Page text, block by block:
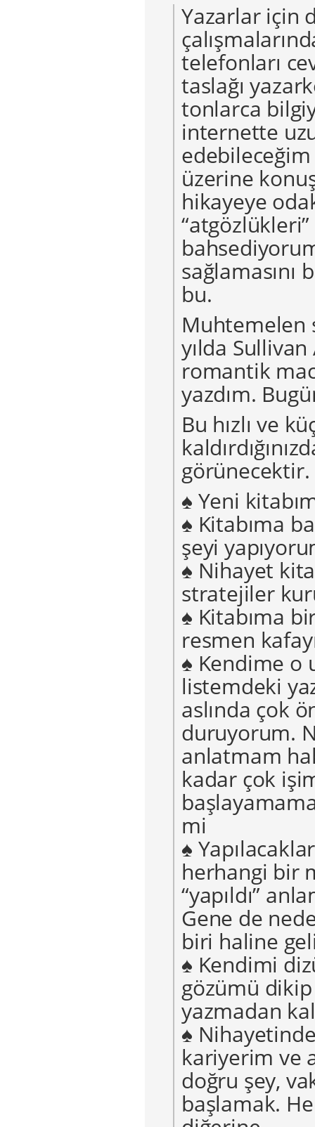
Yazarlar için
telefonları
taslağı
tonlarca
internette
üzerine
hikayeye
sağlamasını
bu.
Muhtemelen
yılda
romantik
yazdım.
Bu hızlı ve
görünecektir.
♠ Yeni
♠ Kitabıma
şeyi
♠ Nihayet
stratejiler
♠ Kitabıma
resmen
♠ Kendime o
listemdeki
aslında çok
duruyorum.
anlatmam
kadar çok
mi
♠
herhangi bir
“yapıldı”
Gene de
biri haline
♠ Kendimi
gözümü
yazmadan
♠
kariyerim ve
doğru şey,
başlamak.